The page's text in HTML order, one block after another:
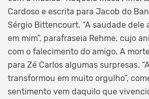
Cardoso e escrita para Jacob do
Sérgio Bittencourt. “A saudade dele
em mim”, parafraseia Rehme, cujo
com o falecimento do amigo. A
para Zé Carlos algumas surpresas.
transformou em muito orgulho”,
sentimento vem daquilo que